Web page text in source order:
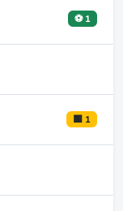
⚽ 1
🟨 1